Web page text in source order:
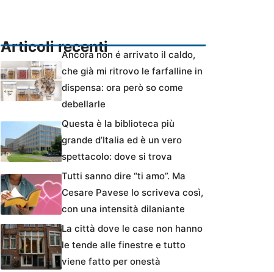
Articoli recentiAncora non é arrivato il caldo,
che già mi ritrovo le farfalline in
dispensa: ora però so come
debellarle
Questa è la biblioteca più
grande d’Italia ed è un vero
spettacolo: dove si trova
Tutti sanno dire “ti amo”. Ma
Cesare Pavese lo scriveva così,
con una intensità dilaniante
La città dove le case non hanno
le tende alle finestre e tutto
viene fatto per onestà